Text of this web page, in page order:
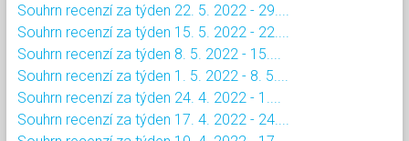
Souhrn recenzí za týden 22. 5. 2022 - 29....
Souhrn recenzí za týden 15. 5. 2022 - 22....
Souhrn recenzí za týden 8. 5. 2022 - 15....
Souhrn recenzí za týden 1. 5. 2022 - 8. 5....
Souhrn recenzí za týden 24. 4. 2022 - 1....
Souhrn recenzí za týden 17. 4. 2022 - 24....